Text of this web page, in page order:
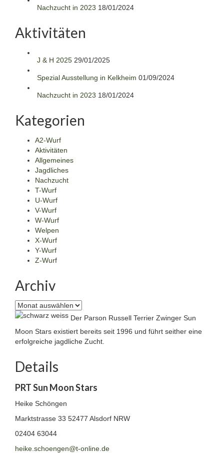
Nachzucht in 2023 18/01/2024
Aktivitäten
J & H 2025 29/01/2025
Spezial Ausstellung in Kelkheim 01/09/2024
Nachzucht in 2023 18/01/2024
Kategorien
A2-Wurf
Aktivitäten
Allgemeines
Jagdliches
Nachzucht
T-Wurf
U-Wurf
V-Wurf
W-Wurf
Welpen
X-Wurf
Y-Wurf
Z-Wurf
Archiv
Archiv
Der Parson Russell Terrier Zwinger Sun
Moon Stars existiert bereits seit 1996 und führt seither eine
erfolgreiche jagdliche Zucht.
Details
PRT Sun Moon Stars
Heike Schöngen
Marktstrasse 33 52477 Alsdorf NRW
02404 63044
heike.schoengen@t-online.de